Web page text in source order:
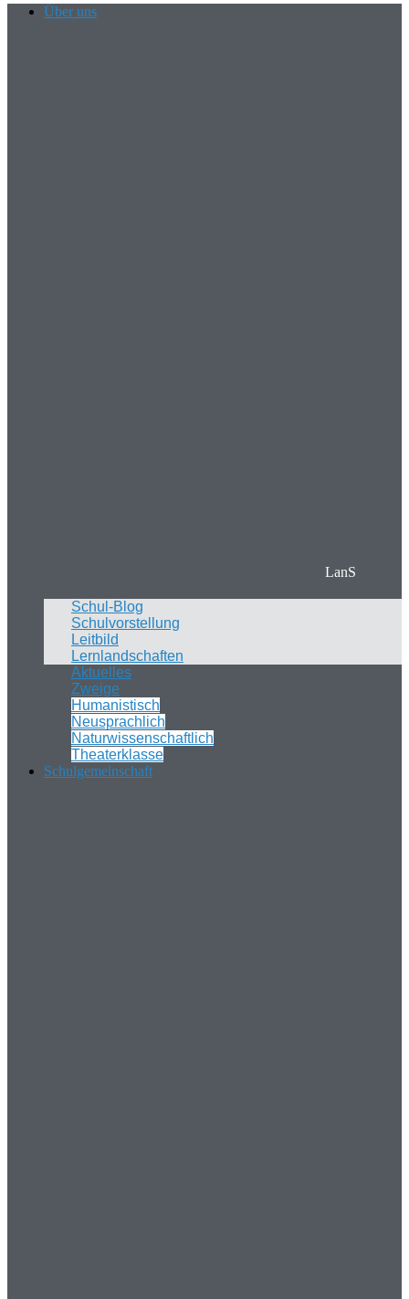
Über uns
LanS
Schul-Blog
Schulvorstellung
Leitbild
Lernlandschaften
Aktuelles
Zweige
Humanistisch
Neusprachlich
Naturwissenschaftlich
Theaterklasse
Schulgemeinschaft